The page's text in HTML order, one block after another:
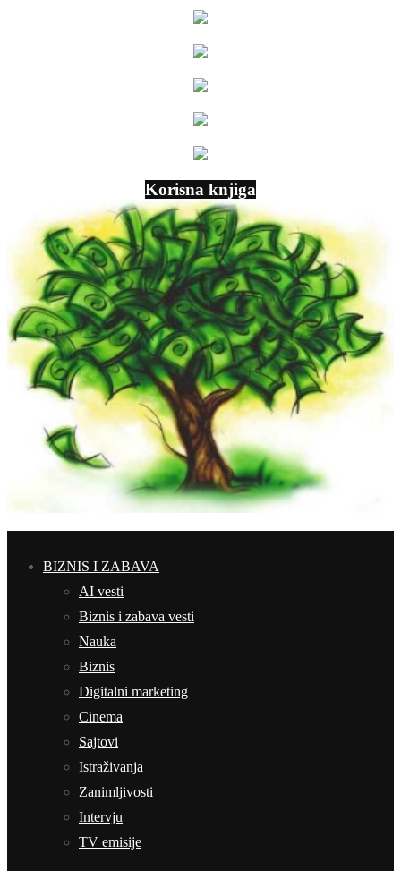
Korisna knjiga
BIZNIS I ZABAVA
AI vesti
Biznis i zabava vesti
Nauka
Biznis
Digitalni marketing
Cinema
Sajtovi
Istraživanja
Zanimljivosti
Intervju
TV emisije